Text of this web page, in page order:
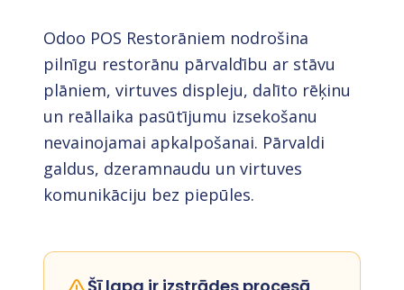
Odoo POS Restorāniem nodrošina
pilnīgu restorānu pārvaldību ar stāvu
plāniem, virtuves displeju, dalīto rēķinu
un reāllaika pasūtījumu izsekošanu
nevainojamai apkalpošanai. Pārvaldi
galdus, dzeramnaudu un virtuves
komunikāciju bez piepūles.